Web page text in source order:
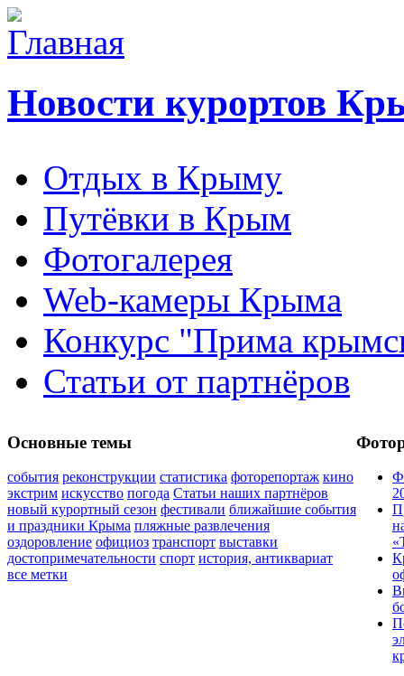
Новости курортов
Отдых в Крыму
Путёвки в Крым
Фотогалерея
Web-камеры Крыма
Конкурс "Прима
Статьи от партнёров
Основные темы
события реконструкции статистика фоторепортаж кино
экстрим искусство погода Статьи наших партнёров
новый курортный сезон фестивали ближайшие события
и праздники Крыма пляжные развлечения
оздоровление официоз транспорт выставки
достопримечательности спорт история, антиквариат
все метки